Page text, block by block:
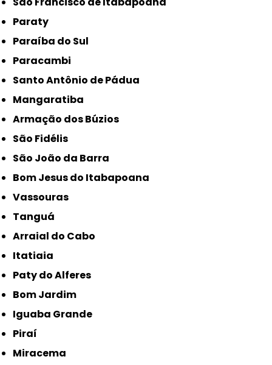
Paraty
Paraíba do Sul
Paracambi
Santo Antônio de Pádua
Mangaratiba
Armação dos Búzios
São Fidélis
São João da Barra
Bom Jesus do Itabapoana
Vassouras
Tanguá
Arraial do Cabo
Itatiaia
Paty do Alferes
Bom Jardim
Iguaba Grande
Piraí
Miracema